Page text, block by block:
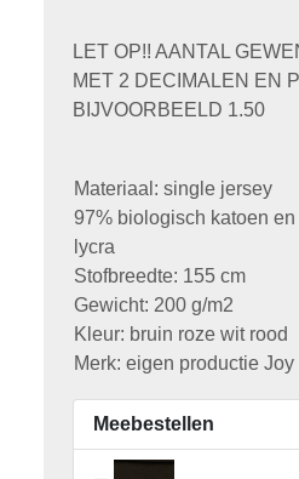
LET OP!! AANTAL
MET 2 DECIMALEN EN
BIJVOORBEELD 1.50
Materiaal: single jersey
97% biologisch katoen en
lycra
Stofbreedte: 155 cm
Gewicht: 200 g/m2
Kleur: bruin roze wit rood
Merk: eigen productie Joy
Meebestellen